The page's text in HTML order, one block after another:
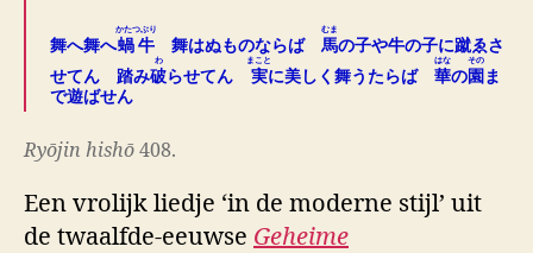
舞へ舞へ蝸牛
かたつぶり
舞はぬものならば 馬
むま
の子や牛の子に蹴ゑさ
せてん 踏み破
わ
らせてん 実
まこと
に美しく舞うたらば 華
はな
の園
その
ま
で遊ばせん
Ryōjin hishō 408.
Een vrolijk liedje ‘in de moderne stijl’ uit
de twaalfde-eeuwse Geheime